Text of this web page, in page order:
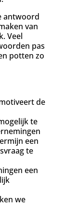
antwoord
van
Veel
pas
potten zo
de
te
een
te
een
we